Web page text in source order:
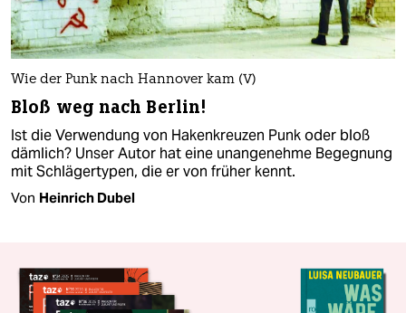
Wie der Punk nach Hannover kam (V)
Bloß weg nach Berlin!
Ist die Verwendung von Hakenkreuzen Punk oder bloß
dämlich? Unser Autor hat eine unangenehme Begegnung
mit Schlägertypen, die er von früher kennt.
Von Heinrich Dubel